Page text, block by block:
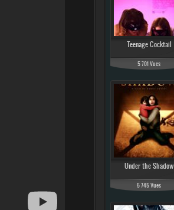
Teenage Cocktail
5 701 Vues
Under the Shadow
5 745 Vues